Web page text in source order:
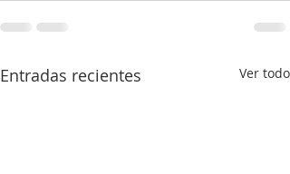
Entradas recientes Ver todo